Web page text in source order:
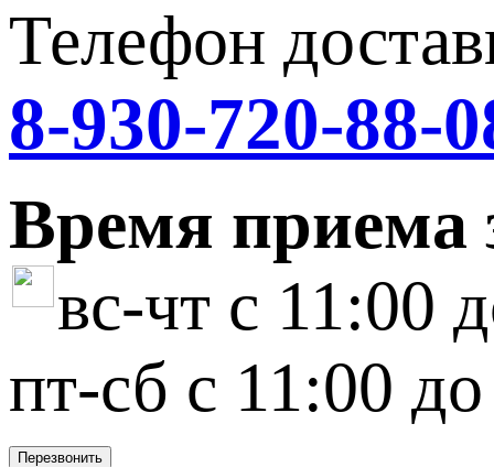
Телефон
8-930-720-88-
Время приема
вс-чт с 11:00
пт-сб с 11:00
Перезвонить